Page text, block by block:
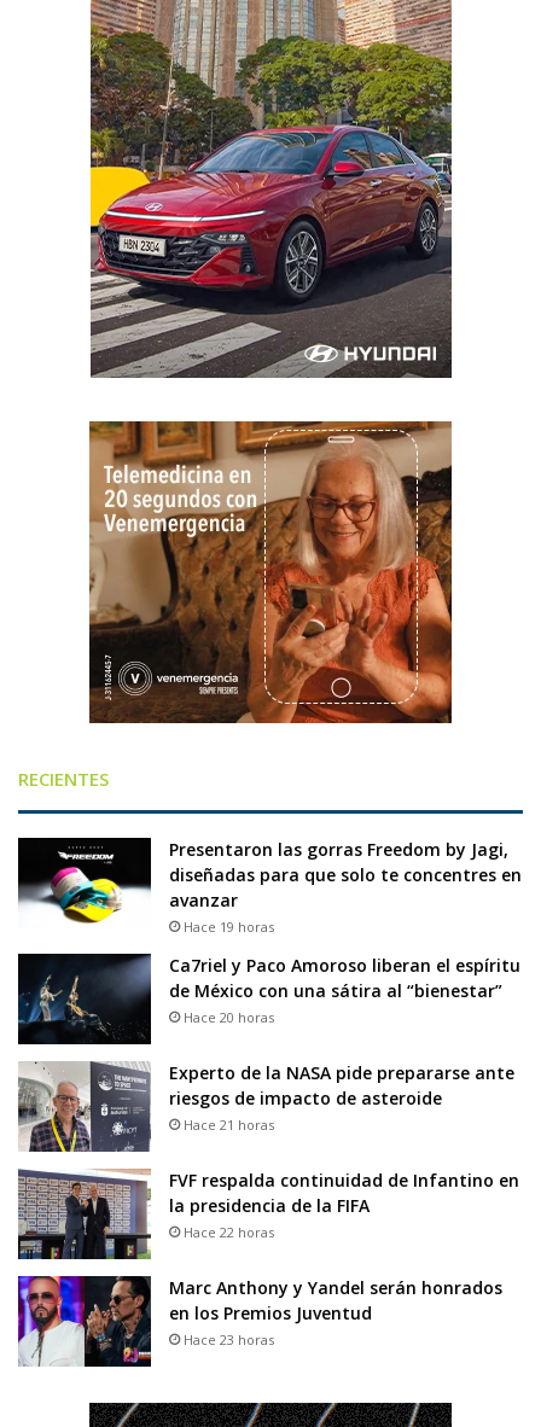
RECIENTES
Presentaron las gorras Freedom by Jagi,
diseñadas para que solo te concentres en
avanzar
Hace 19 horas
Ca7riel y Paco Amoroso liberan el espíritu
de México con una sátira al “bienestar”
Hace 20 horas
Experto de la NASA pide prepararse ante
riesgos de impacto de asteroide
Hace 21 horas
FVF respalda continuidad de Infantino en
la presidencia de la FIFA
Hace 22 horas
Marc Anthony y Yandel serán honrados
en los Premios Juventud
Hace 23 horas